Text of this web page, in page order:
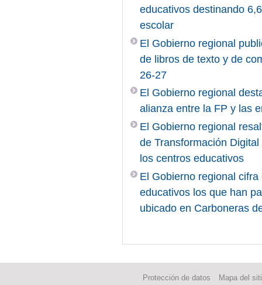
educativos destinando
escolar
El Gobierno regional
de libros de texto y de
26-27
El Gobierno regional
alianza entre la FP y las
El Gobierno regional
de Transformación
los centros educativos
El Gobierno regional
educativos los que han
ubicado en Carboneras
Protección de datos Mapa del